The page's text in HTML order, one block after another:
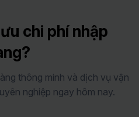
chi phí nhập
thông minh và dịch vụ vận
nghiệp ngay hôm nay.